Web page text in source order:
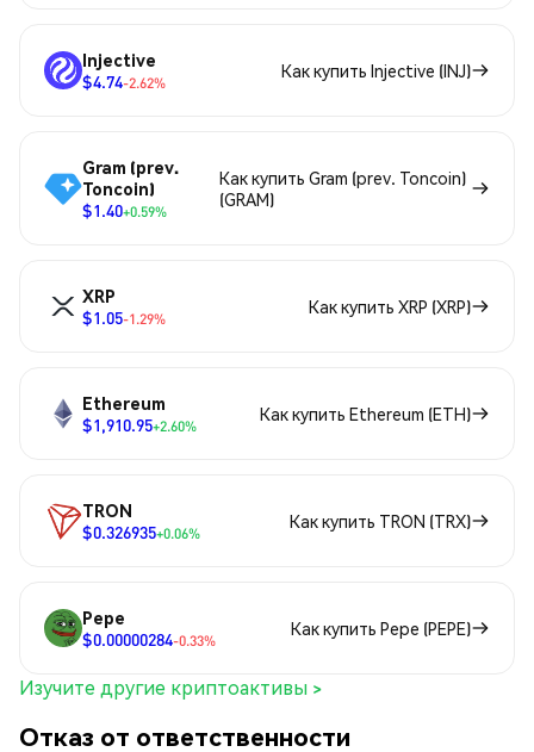
Injective
$4.74-2.62%
Как купить Injective (INJ)
Gram (prev.
Toncoin)
$1.40+0.59%
Как купить Gram (prev. Toncoin)
(GRAM)
XRP
$1.05-1.29%
Как купить XRP (XRP)
Ethereum
$1,910.95+2.60%
Как купить Ethereum (ETH)
TRON
$0.326935+0.06%
Как купить TRON (TRX)
Pepe
$0.00000284-0.33%
Как купить Pepe (PEPE)
Изучите другие криптоактивы >
Отказ от ответственности